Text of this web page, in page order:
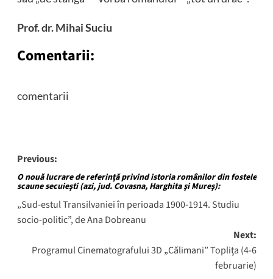
Prof. dr. Mihai Suciu
Comentarii:
comentarii
Post
navigation
Previous:
O nouă lucrare de referinţă privind istoria românilor din fostele
scaune secuieşti (azi, jud. Covasna, Harghita şi Mureş):
„Sud-estul Transilvaniei în perioada 1900-1914. Studiu
socio-politic”, de Ana Dobreanu
Next:
Programul Cinematografului 3D „Călimani” Topliţa (4-6
februarie)